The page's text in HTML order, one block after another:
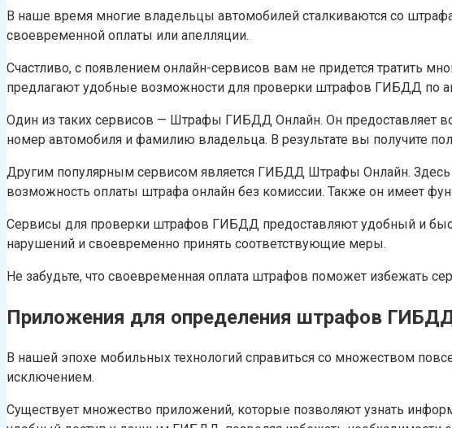
В наше время многие владельцы автомобилей сталкиваются со
своевременной оплаты или апелляции.
Счастливо, с появлением онлайн-сервисов вам не придется тратить
предлагают удобные возможности для проверки штрафов ГИБДД по
Один из таких сервисов — Штрафы ГИБДД Онлайн. Он предоставляет
номер автомобиля и фамилию владельца. В результате вы получите
Другим популярным сервисом является ГИБДД Штрафы Онлайн.
возможность оплаты штрафа онлайн без комиссии. Также он имеет
Сервисы для проверки штрафов ГИБДД предоставляют удобный и
нарушений и своевременно принять соответствующие меры.
Не забудьте, что своевременная оплата штрафов поможет избежать
Приложения для определения штрафов
В нашей эпохе мобильных технологий справиться со множеством
исключением.
Существует множество приложений, которые позволяют узнать